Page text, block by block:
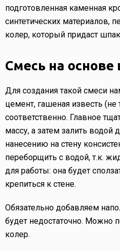
подготовленная каменная
синтетических материалов,
колер, который придаст
Смесь на основе
Для создания такой смеси
цемент, гашеная известь (не
соответственно. Главное
массу, а затем залить водой
нанесению на стену
переборщить с водой, т.к.
для работы: она будет
крепиться к стене.
Обязательно добавляем
будет недостаточно. Можно
колер.